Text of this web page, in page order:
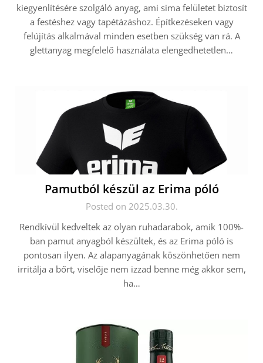
kiegyenlítésére szolgáló anyag, ami sima felületet biztosít
a festéshez vagy tapétázáshoz. Építkezéseken vagy
felújítás alkalmával minden esetben szükség van rá. A
glettanyag megfelelő használata elengedhetetlen…
Pamutból készül az Erima póló
Posted on 2025.03.30.
Rendkívül kedveltek az olyan ruhadarabok, amik 100%-
ban pamut anyagból készültek, és az Erima póló is
pontosan ilyen. Az alapanyagának köszönhetően nem
irritálja a bőrt, viselője nem izzad benne még akkor sem,
ha…